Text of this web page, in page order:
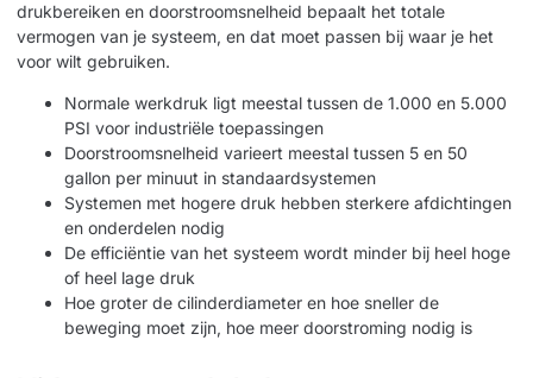
drukbereiken en doorstroomsnelheid bepaalt het totale
vermogen van je systeem, en dat moet passen bij waar je het
voor wilt gebruiken.
Normale werkdruk ligt meestal tussen de 1.000 en 5.000
PSI voor industriële toepassingen
Doorstroomsnelheid varieert meestal tussen 5 en 50
gallon per minuut in standaardsystemen
Systemen met hogere druk hebben sterkere afdichtingen
en onderdelen nodig
De efficiëntie van het systeem wordt minder bij heel hoge
of heel lage druk
Hoe groter de cilinderdiameter en hoe sneller de
beweging moet zijn, hoe meer doorstroming nodig is